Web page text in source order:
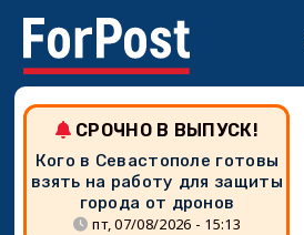
СРОЧНО В ВЫПУСК!
Кого в Севастополе готовы
взять на работу для защиты
города от дронов
пт, 07/08/2026 - 15:13